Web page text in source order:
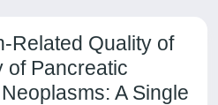
Related Quality of
of Pancreatic
A Single